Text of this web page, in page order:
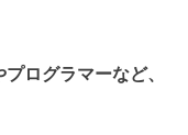
ログラマーなど、